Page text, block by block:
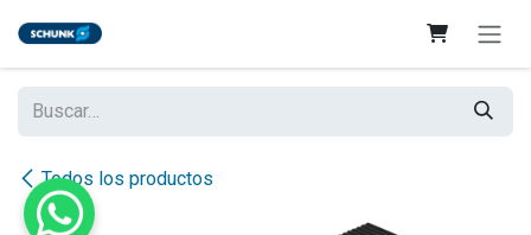
Todos los productos